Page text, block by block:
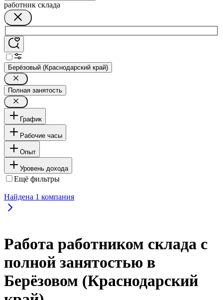
работник склада
Берёзовый (Краснодарский край)
Полная занятость
График
Рабочие часы
Опыт
Уровень дохода
Ещё фильтры
Найдена 1 компания
Работа работником склада с
полной занятостью в
Берёзовом (Краснодарский